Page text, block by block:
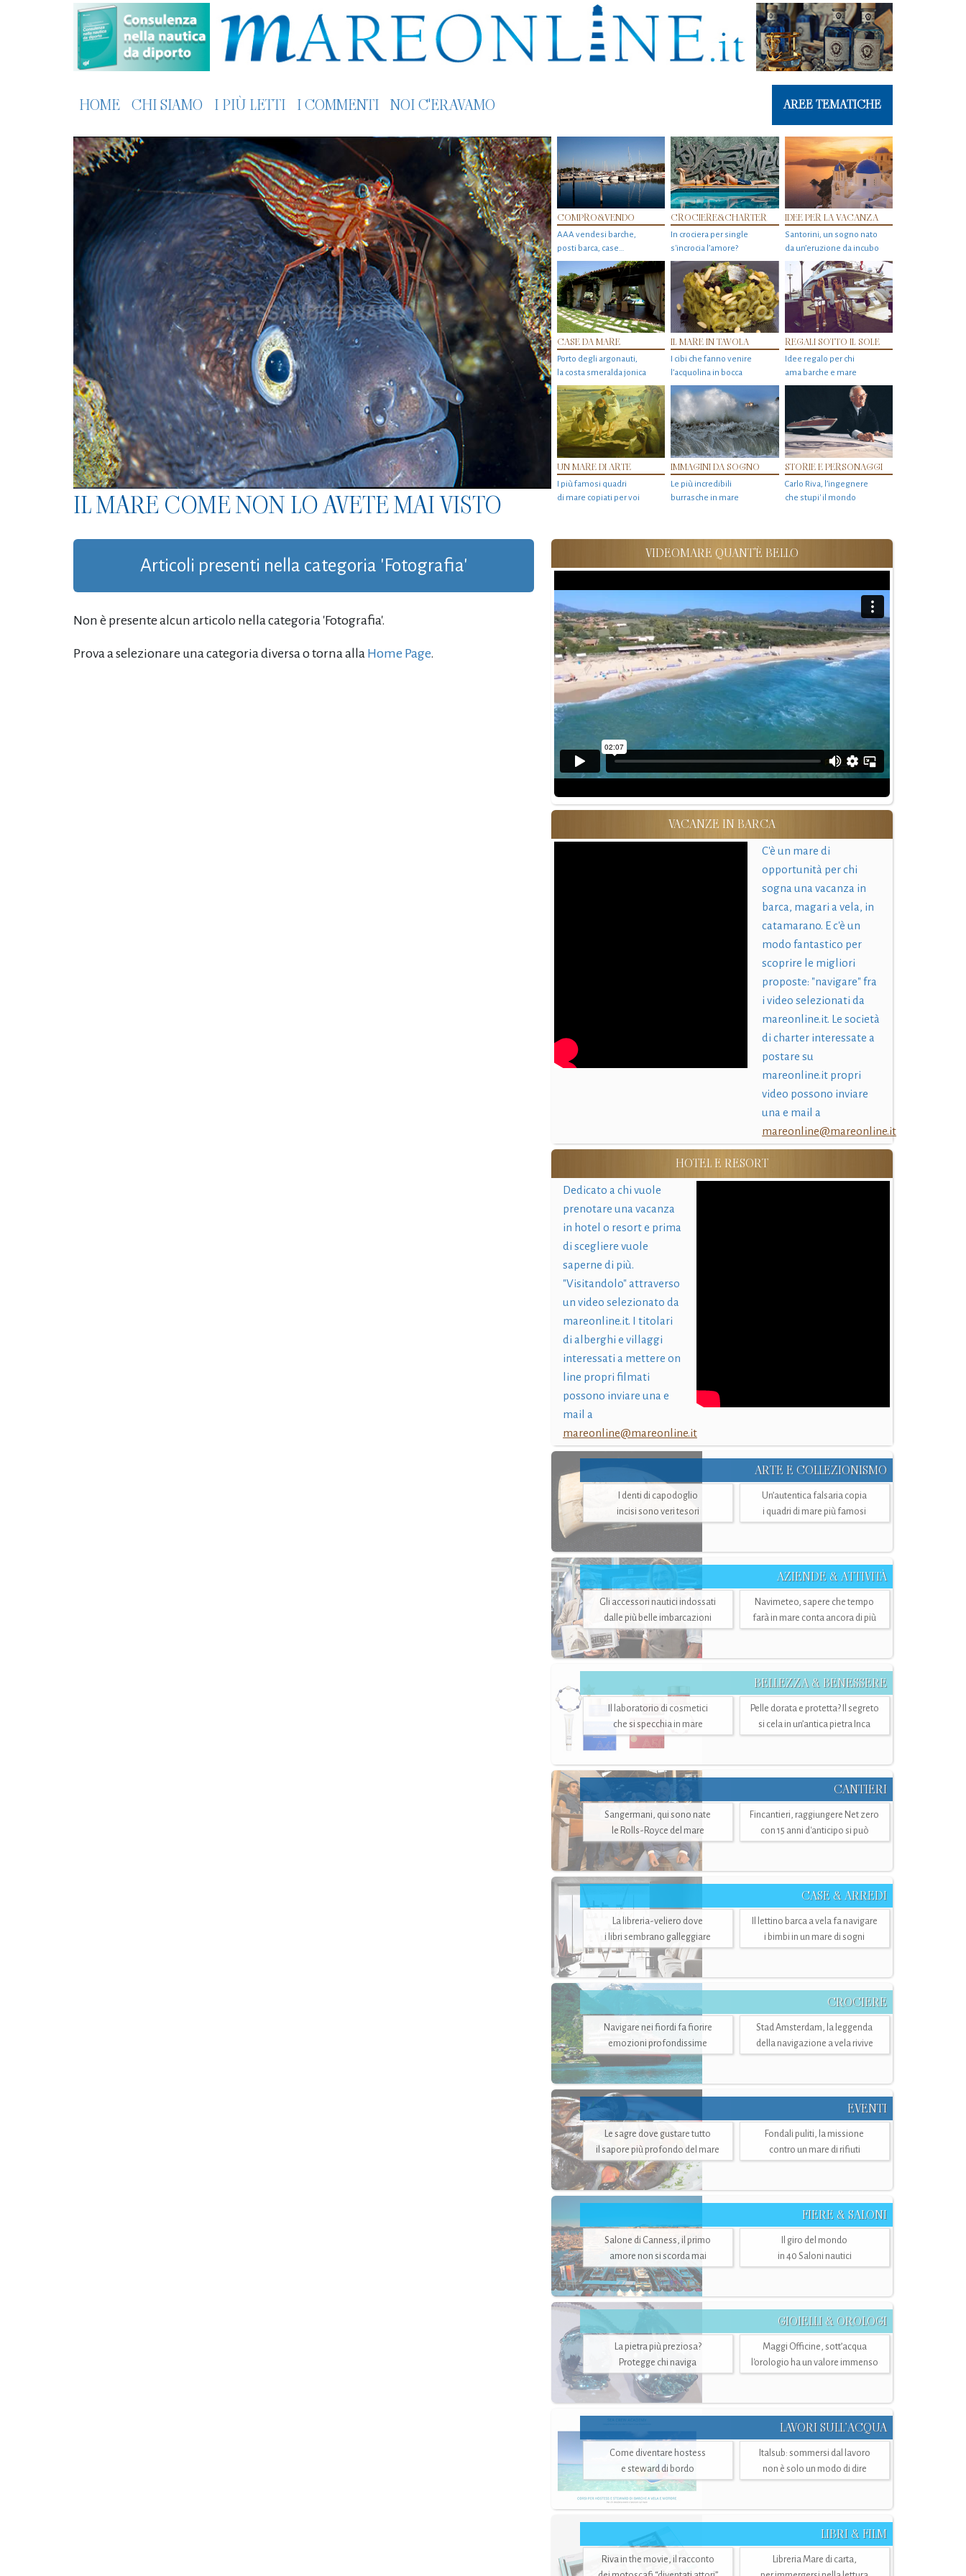
HOME CHI SIAMO I PIÙ LETTI I COMMENTI NOI C'ERAVAMO AREE TEMATICHE
IL MARE COME NON LO AVETE MAI VISTO
COMPRO&VENDO
AAA vendesi barche,
posti barca, case…
CROCIERE&CHARTER
In crociera per single
s'incrocia l’amore?
IDEE PER LA VACANZA
Santorini, un sogno nato
da un’eruzione da incubo
CASE DA MARE
Porto degli argonauti,
la costa smeralda jonica
IL MARE IN TAVOLA
I cibi che fanno venire
l’acquolina in bocca
REGALI SOTTO IL SOLE
Idee regalo per chi
ama barche e mare
UN MARE DI ARTE
I più famosi quadri
di mare copiati per voi
IMMAGINI DA SOGNO
Le più incredibili
burrasche in mare
STORIE E PERSONAGGI
Carlo Riva, l’ingegnere
che stupi' il mondo
Articoli presenti nella categoria 'Fotografia'
Non è presente alcun articolo nella categoria 'Fotografia'.
Prova a selezionare una categoria diversa o torna alla Home Page.
VIDEOMARE QUANT'È BELLO
VACANZE IN BARCA
C'è un mare di
opportunità per chi
sogna una vacanza in
barca, magari a vela, in
catamarano. E c'è un
modo fantastico per
scoprire le migliori
proposte: "navigare" fra
i video selezionati da
mareonline.it. Le società
di charter interessate a
postare su
mareonline.it propri
video possono inviare
una e mail a
mareonline@mareonline.it
HOTEL E RESORT
Dedicato a chi vuole
prenotare una vacanza
in hotel o resort e prima
di scegliere vuole
saperne di più.
"Visitandolo" attraverso
un video selezionato da
mareonline.it. I titolari
di alberghi e villaggi
interessati a mettere on
line propri filmati
possono inviare una e
mail a
mareonline@mareonline.it
ARTE E COLLEZIONISMO
I denti di capodoglio
incisi sono veri tesori
Un’autentica falsaria copia
i quadri di mare più famosi
AZIENDE & ATTIVITÀ
Gli accessori nautici indossati
dalle più belle imbarcazioni
Navimeteo, sapere che tempo
farà in mare conta ancora di più
BELLEZZA & BENESSERE
Il laboratorio di cosmetici
che si specchia in mare
Pelle dorata e protetta? Il segreto
si cela in un’antica pietra Inca
CANTIERI
Sangermani, qui sono nate
le Rolls-Royce del mare
Fincantieri, raggiungere Net zero
con 15 anni d'anticipo si può
CASE & ARREDI
La libreria-veliero dove
i libri sembrano galleggiare
Il lettino barca a vela fa navigare
i bimbi in un mare di sogni
CROCIERE
Navigare nei fiordi fa fiorire
emozioni profondissime
Stad Amsterdam, la leggenda
della navigazione a vela rivive
EVENTI
Le sagre dove gustare tutto
il sapore più profondo del mare
Fondali puliti, la missione
contro un mare di rifiuti
FIERE & SALONI
Salone di Canness, il primo
amore non si scorda mai
Il giro del mondo
in 40 Saloni nautici
GIOIELLI & OROLOGI
La pietra più preziosa?
Protegge chi naviga
Maggi Officine, sott’acqua
l'orologio ha un valore immenso
LAVORI SULL’ACQUA
Come diventare hostess
e steward di bordo
Italsub: sommersi dal lavoro
non è solo un modo di dire
LIBRI & FILM
Riva in the movie, il racconto
Libreria Mare di carta,